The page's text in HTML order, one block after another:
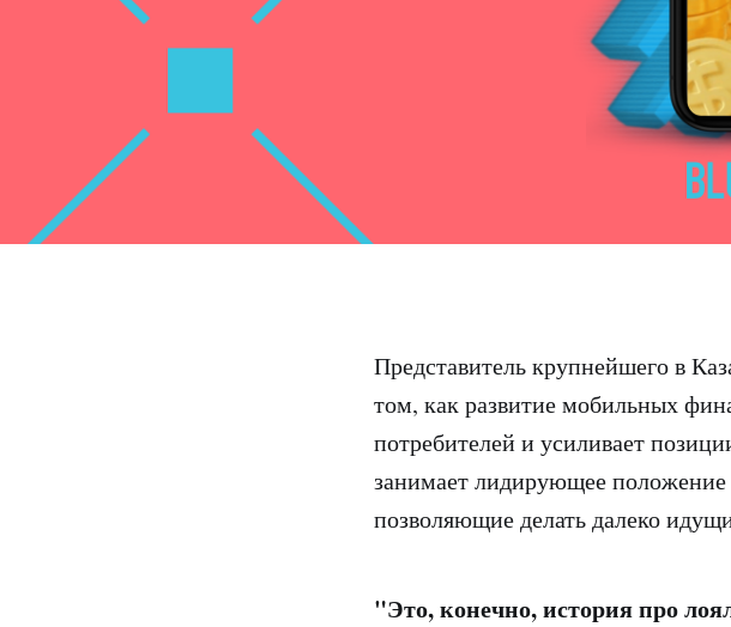
Представитель крупнейшего в
том, как развитие мобильных
потребителей и усиливает
занимает лидирующее положение
позволяющие делать далеко
"Это, конечно, история про